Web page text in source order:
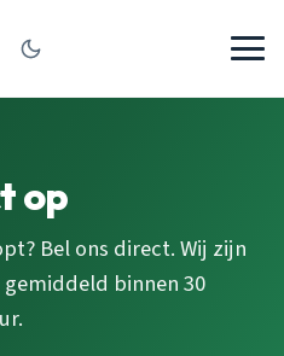
op
Bel ons direct. Wij zijn
binnen 30